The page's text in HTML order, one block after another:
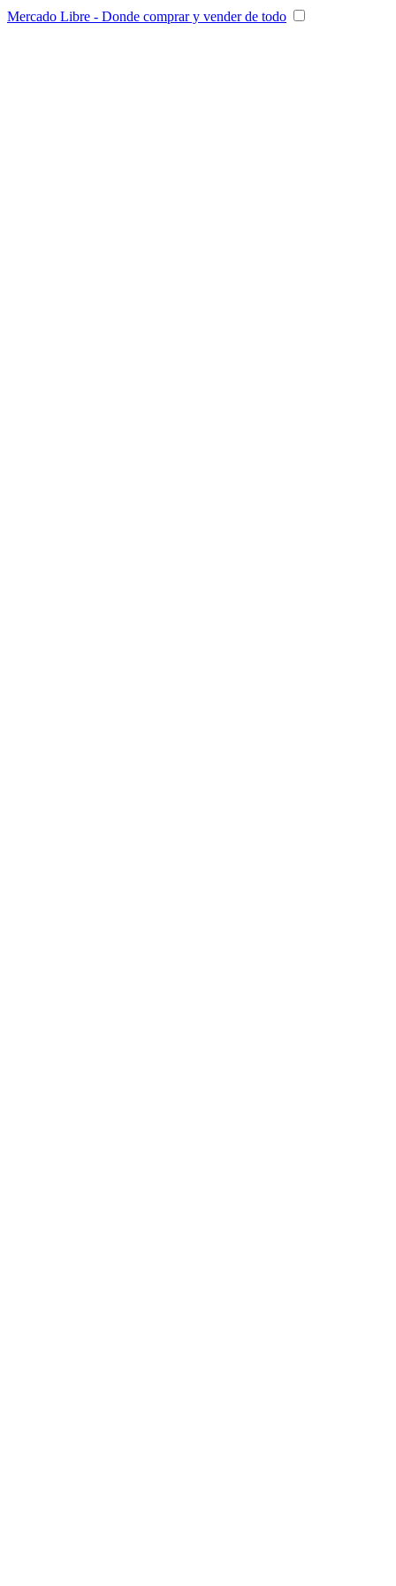
Mercado Libre - Donde comprar y vender de todo